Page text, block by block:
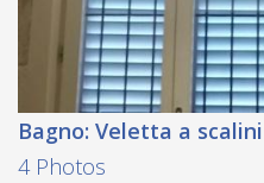
Bagno: Veletta a
4 Photos